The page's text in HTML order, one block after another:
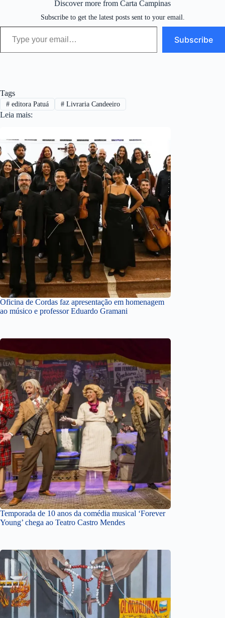
Discover more from Carta Campinas
Subscribe to get the latest posts sent to your email.
Type your email…
Subscribe
Tags
#editora Patuá #Livraria Candeeiro
Leia mais:
Oficina de Cordas faz apresentação em homenagem
ao músico e professor Eduardo Gramani
Temporada de 10 anos da comédia musical ‘Forever
Young’ chega ao Teatro Castro Mendes